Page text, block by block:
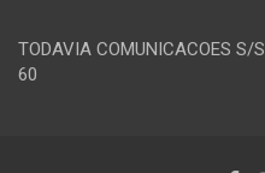
TODAVIA COMUNICACOES
60